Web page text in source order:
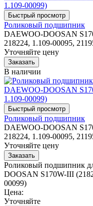
Роликовый подшипник
DAEWOO-DOOSAN
218224, 1.109-00095,
Уточняйте цену
В наличии
Роликовый подшипник
DAEWOO-DOOSAN
218224, 1.109-00095,
Уточняйте цену
Роликовый подшипник
DOOSAN S170W-III
00099)
Цена:
Уточняйте